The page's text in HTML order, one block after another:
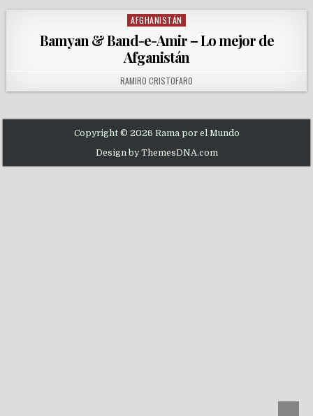
Posted in
AFGHANISTÁN
Bamyan & Band-e-Amir – Lo mejor de
Afganistán
AUTHOR:
RAMIRO CRISTOFARO
Copyright © 2026 Rama por el Mundo
Design by ThemesDNA.com